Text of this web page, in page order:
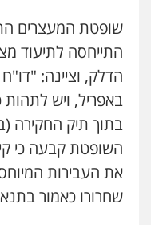
עו"ד
פלילי
עו"ד
פלילי
אלימות
שופטת המעצרים
התייחסה לתיעוד
באפריל, ויש לתהות
בתוך תיק החקירה
השופטת קבעה כי
את העבירות
שחרורו כאמור
עו"ד
כלכלית
עו"ד
פלילי
משפחה